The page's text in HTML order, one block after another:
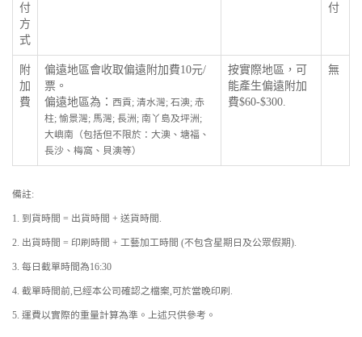
付
方
式
付
附
加
費
偏遠地區會收取偏遠附加費10元/
票。
偏遠地區為： 西貢; 清水灣; 石澳; 赤
柱; 愉景灣; 馬灣; 長洲; 南丫島及坪洲;
大嶼南（包括但不限於：大澳、塘福、
長沙、梅窩、貝澳等）
按實際地區，可
能產生偏遠附加
費$60-$300.
無
備註:
1. 到貨時間 = 出貨時間 + 送貨時間.
2. 出貨時間 = 印刷時間 + 工藝加工時間 (不包含星期日及公眾假期).
3. 每日截單時間為16:30
4. 截單時間前,已經本公司確認之檔案,可於當晚印刷.
5. 運費以實際的重量計算為準。上述只供參考。